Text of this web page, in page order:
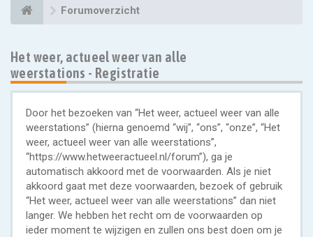
Forumoverzicht
Het weer, actueel weer van alle
weerstations - Registratie
Door het bezoeken van “Het weer, actueel weer van alle
weerstations” (hierna genoemd “wij”, “ons”, “onze”, “Het
weer, actueel weer van alle weerstations”,
“https://www.hetweeractueel.nl/forum”), ga je
automatisch akkoord met de voorwaarden. Als je niet
akkoord gaat met deze voorwaarden, bezoek of gebruik
“Het weer, actueel weer van alle weerstations” dan niet
langer. We hebben het recht om de voorwaarden op
ieder moment te wijzigen en zullen ons best doen om je